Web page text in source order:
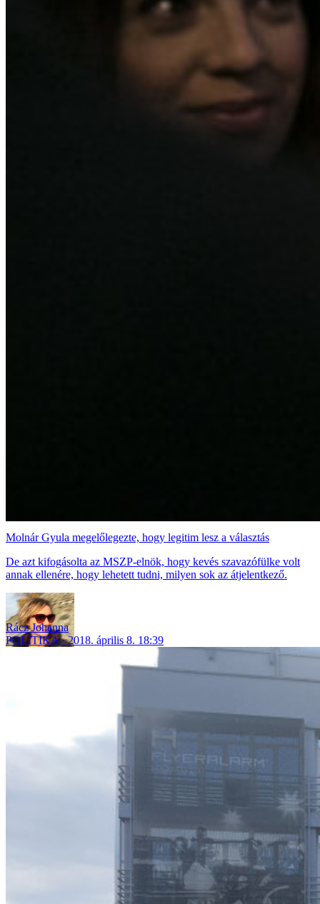
Molnár Gyula megelőlegezte, hogy legitim lesz a választás
De azt kifogásolta az MSZP-elnök, hogy kevés szavazófülke volt
annak ellenére, hogy lehetett tudni, milyen sok az átjelentkező.
Rácz Johanna
POLITIKA
2018. április 8. 18:39